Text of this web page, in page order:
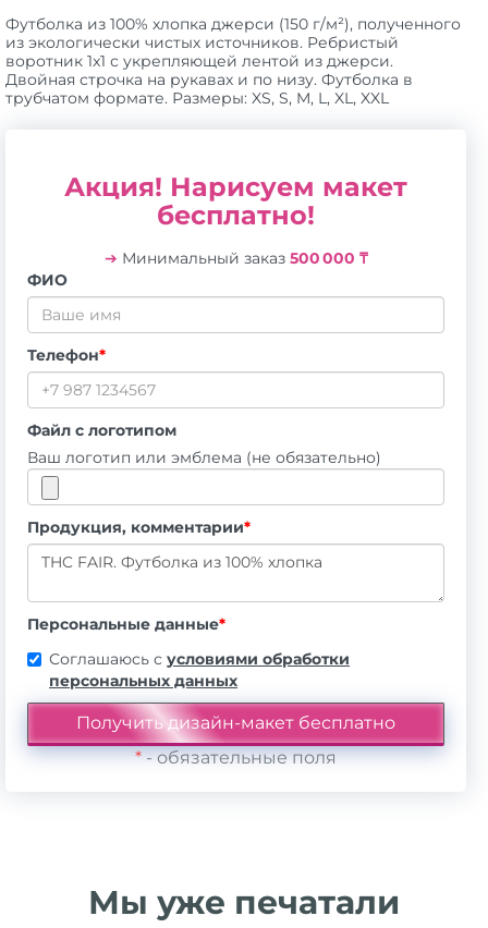
Футболка из 100% хлопка джерси (150 г/м²), полученного
из экологически чистых источников. Ребристый
воротник 1x1 с укрепляющей лентой из джерси.
Двойная строчка на рукавах и по низу. Футболка в
трубчатом формате. Размеры: XS, S, M, L, XL, XXL
Акция! Нарисуем макет
бесплатно!
➔ Минимальный заказ 500 000 ₸
ФИО
Телефон*
Файл с логотипом
Ваш логотип или эмблема (не обязательно)
Продукция, комментарии*
Персональные данные*
Соглашаюсь с условиями обработки
персональных данных
*- обязательные поля
Мы уже печатали